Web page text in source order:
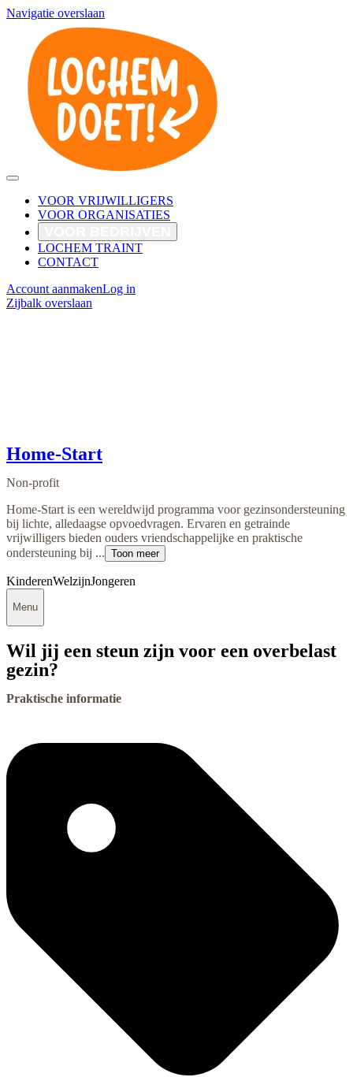
Navigatie overslaan
VOOR VRIJWILLIGERS
VOOR ORGANISATIES
LOCHEM TRAINT
CONTACT
Account aanmakenLog in
Zijbalk overslaan
Home-Start
Non-profit
Home-Start is een wereldwijd programma voor gezinsondersteuning
bij lichte, alledaagse opvoedvragen. Ervaren en getrainde
vrijwilligers bieden ouders vriendschappelijke en praktische
ondersteuning bij ... Toon meer
KinderenWelzijnJongeren
Menu
Wil jij een steun zijn voor een overbelast
gezin?
Praktische informatie